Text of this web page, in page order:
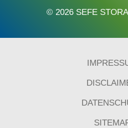
© 2026 SEFE